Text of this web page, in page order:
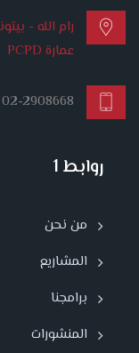
رام الله -
عمارة PCPD
2908668
روابط 1
من نحن
المشاريع
برامجنا
المنشورات